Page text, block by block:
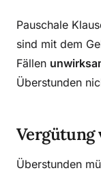
Pauschale
sind mit dem
Fällen
Überstunden
Vergütung
Überstunden